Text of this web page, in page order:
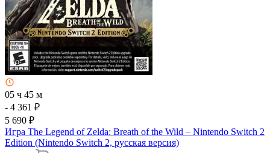
05 ч 45 м
- 4 361 ₽
5 690 ₽
Игра The Legend of Zelda: Breath of the Wild – Nintendo Switch 2
Edition (Nintendo Switch 2, русская версия)